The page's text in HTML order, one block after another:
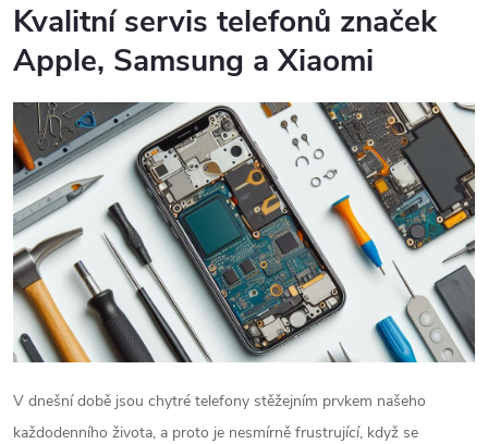
Kvalitní servis telefonů značek
Apple, Samsung a Xiaomi
V dnešní době jsou chytré telefony stěžejním prvkem našeho
každodenního života, a proto je nesmírně frustrující, když se